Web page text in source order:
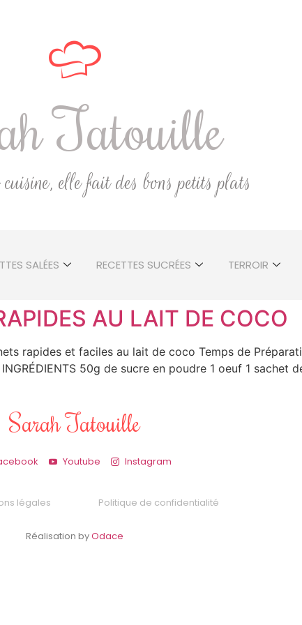
Tatouille
elle fait des bons petits plats
SALÉES RECETTES SUCRÉES TERROIR
AU LAIT DE COCO
rapides et faciles au lait de coco Temps de
50g de sucre en poudre 1 oeuf 1 sachet
Sarah Tatouille
Youtube Instagram
légales Politique de confidentialité
Réalisation byOdace